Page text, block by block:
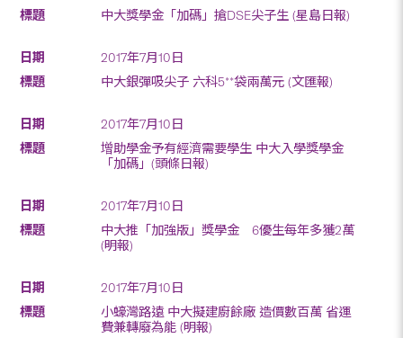
中大獎學金「加碼」搶DSE尖子生 (星島日報)
2017年7月10日
中大銀彈吸尖子 六科5**袋兩萬元 (文匯報)
2017年7月10日
增助學金予有經濟需要學生 中大入學獎學金
「加碼」(頭條日報)
2017年7月10日
中大推「加強版」獎學金 6優生每年多獲2萬
(明報)
2017年7月10日
小蠔灣路遠 中大擬建廚餘廠 造價數百萬 省運
費兼轉廢為能 (明報)